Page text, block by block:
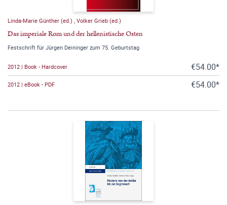
Linda-Marie Günther (ed.) Volker Grieb (ed.)
Das imperiale Rom und der hellenistische Osten
Festschrift für Jürgen Deininger zum 75. Geburtstag
2012 | Book - Hardcover €54.00*
2012 | eBook - PDF €54.00*